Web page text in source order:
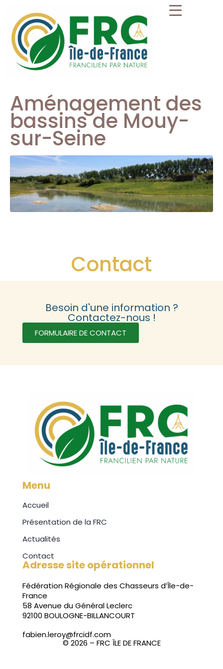
Aménagement des
bassins de Mouy-
sur-Seine
Contact
Besoin d'une information ?
Contactez-nous !
FORMULAIRE DE CONTACT
Menu
Accueil
Présentation de la FRC
Actualités
Contact
Adresse site opérationnel
Fédération Régionale des Chasseurs d’Île-de-
France
58 Avenue du Général Leclerc
92100 BOULOGNE-BILLANCOURT
fabien.leroy@frcidf.com
© 2026 – FRC ÎLE DE FRANCE